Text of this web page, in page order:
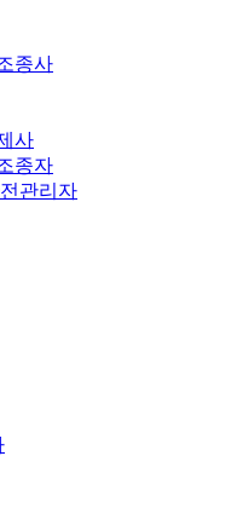
종사
사
종자
관리자